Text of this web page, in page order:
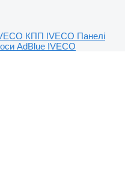
КПП IVECO Панелі
AdBlue IVECO